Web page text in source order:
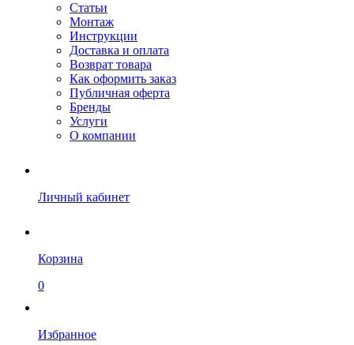
Статьи
Монтаж
Инструкции
Доставка и оплата
Возврат товара
Как оформить заказ
Публичная оферта
Бренды
Услуги
О компании
Личный кабинет
Корзина
0
Избранное